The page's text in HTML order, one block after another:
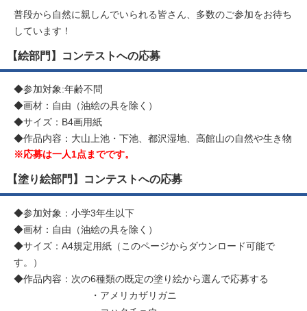
普段から自然に親しんでいられる皆さん、多数のご参加をお待ち
しています！
【絵部門】コンテストへの応募
◆参加対象:年齢不問
◆画材：自由（油絵の具を除く）
◆サイズ：B4画用紙
◆作品内容：大山上池・下池、都沢湿地、高館山の自然や生き物
※応募は一人1点までです。
【塗り絵部門】コンテストへの応募
◆参加対象：小学3年生以下
◆画材：自由（油絵の具を除く）
◆サイズ：A4規定用紙（このページからダウンロード可能で
す。）
◆作品内容：次の6種類の既定の塗り絵から選んで応募する
・アメリカザリガニ